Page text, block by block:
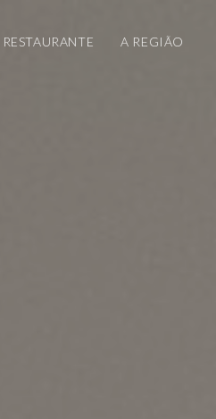
RESTAURANTE A REGIÃO